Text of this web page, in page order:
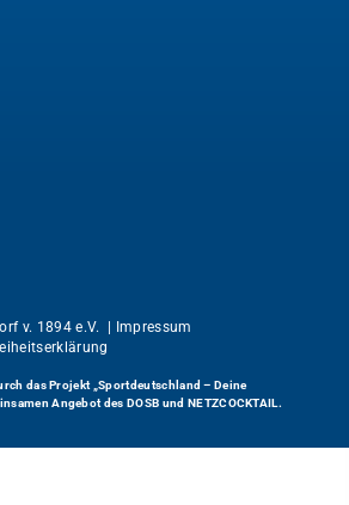
v. 1894 e.V. | Impressum
das Projekt „Sportdeutschland – Deine
Angebot des DOSB und NETZCOCKTAIL.